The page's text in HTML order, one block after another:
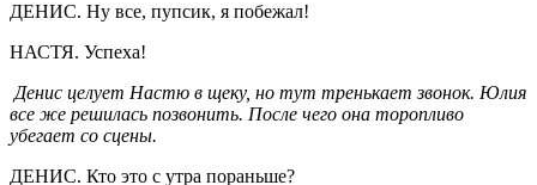
ДЕНИС. Ну все, пупсик, я побежал!
НАСТЯ. Успеха!
Денис целует Настю в щеку, но тут тренькает звонок. Юлия
все же решилась позвонить. После чего она торопливо
убегает со сцены.
ДЕНИС. Кто это с утра пораньше?